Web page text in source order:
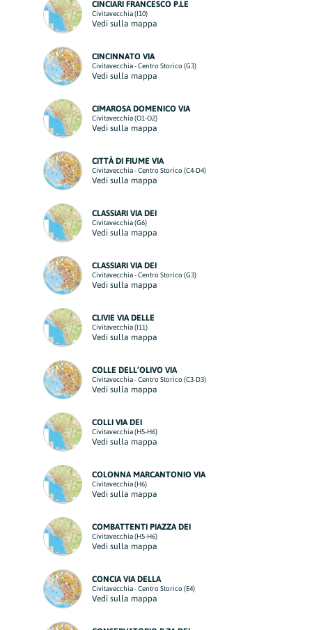
CINCIARI FRANCESCO P.LE
Civitavecchia (I10)
Vedi sulla mappa
CINCINNATO VIA
Civitavecchia - Centro Storico (G3)
Vedi sulla mappa
CIMAROSA DOMENICO VIA
Civitavecchia (O1-O2)
Vedi sulla mappa
CITTÀ DI FIUME VIA
Civitavecchia - Centro Storico (C4-D4)
Vedi sulla mappa
CLASSIARI VIA DEI
Civitavecchia (G6)
Vedi sulla mappa
CLASSIARI VIA DEI
Civitavecchia - Centro Storico (G3)
Vedi sulla mappa
CLIVIE VIA DELLE
Civitavecchia (I11)
Vedi sulla mappa
COLLE DELL’OLIVO VIA
Civitavecchia - Centro Storico (C3-D3)
Vedi sulla mappa
COLLI VIA DEI
Civitavecchia (H5-H6)
Vedi sulla mappa
COLONNA MARCANTONIO VIA
Civitavecchia (H6)
Vedi sulla mappa
COMBATTENTI PIAZZA DEI
Civitavecchia (H5-H6)
Vedi sulla mappa
CONCIA VIA DELLA
Civitavecchia - Centro Storico (E4)
Vedi sulla mappa